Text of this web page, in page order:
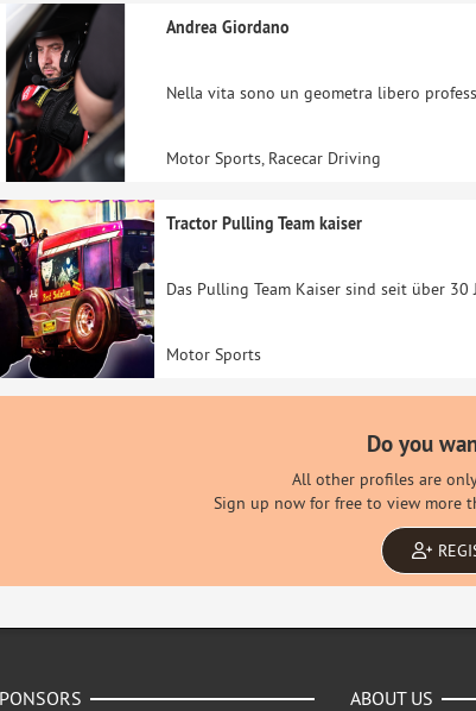
Andrea Giordano
Nella vita sono un geometra libero
Motor Sports, Racecar Driving
Tractor Pulling Team kaiser
Das Pulling Team Kaiser sind seit über
Motor Sports
Do you
All other profiles are
Sign up now for free to view more
ABOUT US